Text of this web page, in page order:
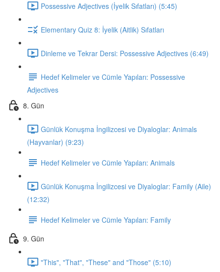
Possessive Adjectives (İyelik Sıfatları) (5:45)
Elementary Quiz 8: İyelik (Aitlik) Sıfatları
Dinleme ve Tekrar Dersi: Possessive Adjectives (6:49)
Hedef Kelimeler ve Cümle Yapıları: Possessive
Adjectives
8. Gün
Günlük Konuşma İngilizcesi ve Diyaloglar: Animals
(Hayvanlar) (9:23)
Hedef Kelimeler ve Cümle Yapıları: Animals
Günlük Konuşma İngilizcesi ve Diyaloglar: Family (Aile)
(12:32)
Hedef Kelimeler ve Cümle Yapıları: Family
9. Gün
"This", "That", "These" and "Those" (5:10)